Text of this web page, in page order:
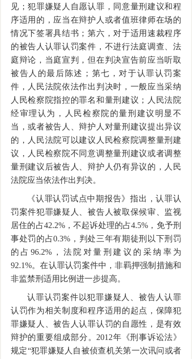
见；犯罪嫌疑人自愿认罪，同意量刑建议和程
序适用的，应当在辩护人或者值班律师在场的
情况下签署具结书；第六，对于适用速裁程序
的被告人认罪认罚案件，不进行法庭调查、法
庭辩论，当庭宣判，但在判决宣告前应当听取
被告人的最后陈述；第七，对于认罪认罚案
件，人民法院依法作出判决时，一般应当采纳
人民检察院指控的罪名和量刑建议；人民法院
经审理认为，人民检察院的量刑建议明显不
当，或者被告人、辩护人对量刑建议提出异议
的，人民法院可以建议人民检察院调整量刑建
议，人民检察院不同意调整量刑建议或者调整
量刑建议后被告人、辩护人仍有异议的，人民
法院应当依法作出判决。
《认罪认罚试点中期报告》指出，认罪认
罚案件犯罪嫌疑人、被告人被取保候审、监视
居住的占42.2%，不起诉处理的占4.5%，免予刑
事处罚的占0.3%，判处三年有期徒刑以下刑罚
的占96.2%，法院对量刑建议的采纳率为
92.1%。在认罪认罚案件中，非羁押强制措施和
非监禁刑适用比例进一步提高。
认罪认罚案件以犯罪嫌疑人、被告人认罪
认罚作为相关制度和程序适用的起点，保障犯
罪嫌疑人、被告人认罪认罚的自愿性，是有效
辩护的重要组成部分。2012年《刑事诉讼法》
规定“犯罪嫌疑人自被侦查机关第一次讯问或者